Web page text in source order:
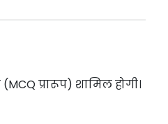
प्रारूप) शामिल होगी।